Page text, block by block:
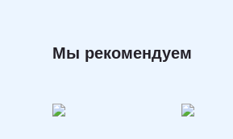
Мы рекомендуем